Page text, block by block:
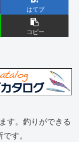
はてブ
コピー
す。釣りができる
す。